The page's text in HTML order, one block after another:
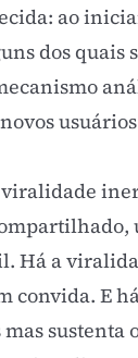
ao
dos
Há a
convida. E
sustenta